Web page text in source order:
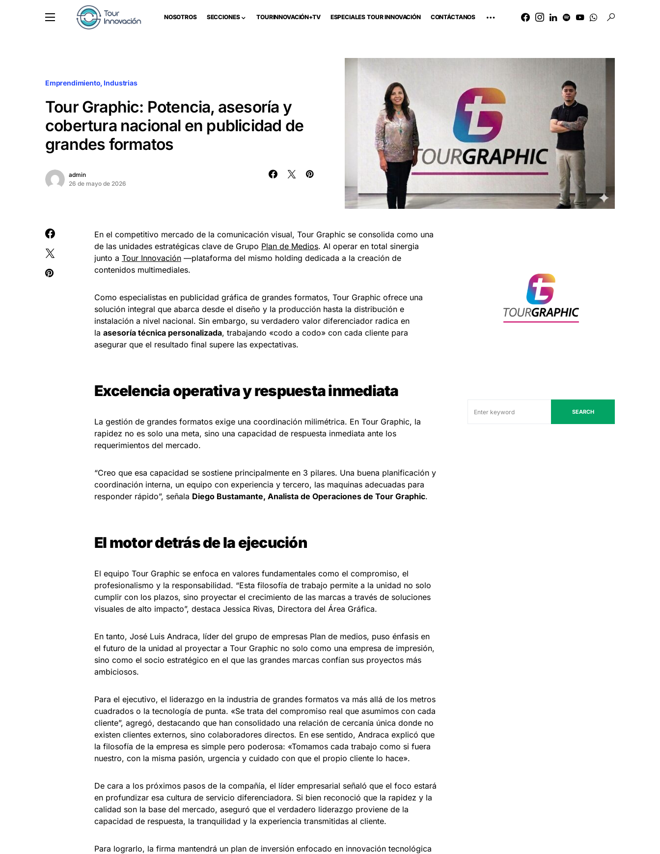
NOSOTROS SECCIONES TOURINNOVACIÓN+TV ESPECIALES TOUR INNOVACIÓN CONTÁCTANOS
Emprendimiento Industrias
Tour Graphic: Potencia, asesoría y
cobertura nacional en publicidad de
grandes formatos
admin
26 de mayo de 2026
En el competitivo mercado de la comunicación visual, Tour Graphic se consolida como una
de las unidades estratégicas clave de Grupo Plan de Medios. Al operar en total sinergia
junto a Tour Innovación —plataforma del mismo holding dedicada a la creación de
contenidos multimediales.
Como especialistas en publicidad gráfica de grandes formatos, Tour Graphic ofrece una
solución integral que abarca desde el diseño y la producción hasta la distribución e
instalación a nivel nacional. Sin embargo, su verdadero valor diferenciador radica en
la asesoría técnica personalizada, trabajando «codo a codo» con cada cliente para
asegurar que el resultado final supere las expectativas.
Excelencia operativa y respuesta inmediata
La gestión de grandes formatos exige una coordinación milimétrica. En Tour Graphic, la
rapidez no es solo una meta, sino una capacidad de respuesta inmediata ante los
requerimientos del mercado.
“Creo que esa capacidad se sostiene principalmente en 3 pilares. Una buena planificación y
coordinación interna, un equipo con experiencia y tercero, las maquinas adecuadas para
responder rápido”, señala Diego Bustamante, Analista de Operaciones de Tour Graphic.
El motor detrás de la ejecución
El equipo Tour Graphic se enfoca en valores fundamentales como el compromiso, el
profesionalismo y la responsabilidad. “Esta filosofía de trabajo permite a la unidad no solo
cumplir con los plazos, sino proyectar el crecimiento de las marcas a través de soluciones
visuales de alto impacto”, destaca Jessica Rivas, Directora del Área Gráfica.
En tanto, José Luis Andraca, líder del grupo de empresas Plan de medios, puso énfasis en
el futuro de la unidad al proyectar a Tour Graphic no solo como una empresa de impresión,
sino como el socio estratégico en el que las grandes marcas confían sus proyectos más
ambiciosos.
Para el ejecutivo, el liderazgo en la industria de grandes formatos va más allá de los metros
cuadrados o la tecnología de punta. «Se trata del compromiso real que asumimos con cada
cliente”, agregó, destacando que han consolidado una relación de cercanía única donde no
existen clientes externos, sino colaboradores directos. En ese sentido, Andraca explicó que
la filosofía de la empresa es simple pero poderosa: «Tomamos cada trabajo como si fuera
nuestro, con la misma pasión, urgencia y cuidado con que el propio cliente lo hace».
De cara a los próximos pasos de la compañía, el líder empresarial señaló que el foco estará
en profundizar esa cultura de servicio diferenciadora. Si bien reconoció que la rapidez y la
calidad son la base del mercado, aseguró que el verdadero liderazgo proviene de la
capacidad de respuesta, la tranquilidad y la experiencia transmitidas al cliente.
Para lograrlo, la firma mantendrá un plan de inversión enfocado en innovación tecnológica
SEARCH